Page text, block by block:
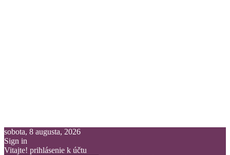
sobota, 8 augusta, 2026
Sign in
Vitajte! prihlásenie k účtu